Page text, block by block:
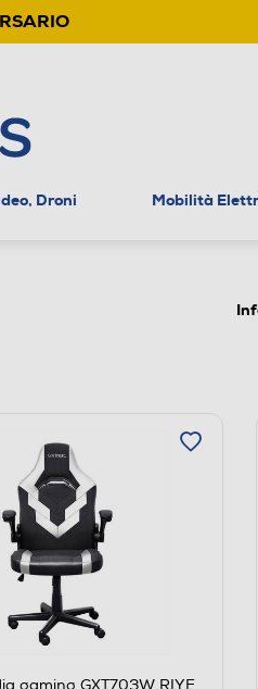
Droni Mobilità
gaming GXT703W RIYE